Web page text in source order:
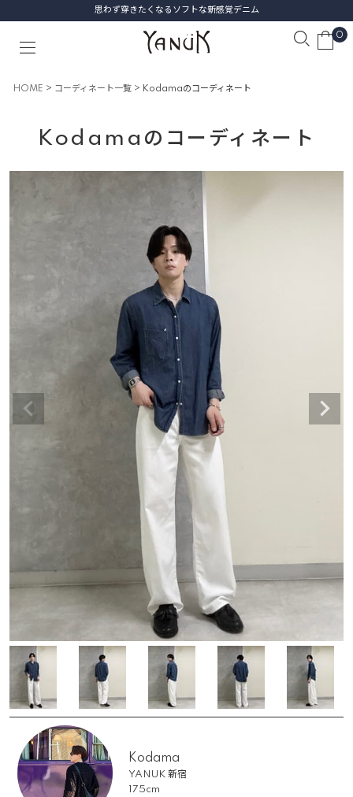
思わず穿きたくなるソフトな新感覚デニム
0
HOME コーディネート一覧 Kodamaのコーディネート
Kodamaのコーディネート
Kodama
YANUK 新宿
175cm